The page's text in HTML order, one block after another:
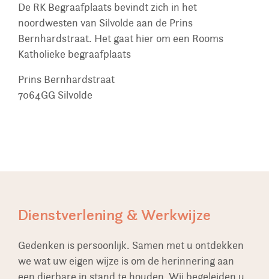
De RK Begraafplaats bevindt zich in het
noordwesten van Silvolde aan de Prins
Bernhardstraat. Het gaat hier om een Rooms
Katholieke begraafplaats
Prins Bernhardstraat
7064GG Silvolde
Dienstverlening & Werkwijze
Gedenken is persoonlijk. Samen met u ontdekken
we wat uw eigen wijze is om de herinnering aan